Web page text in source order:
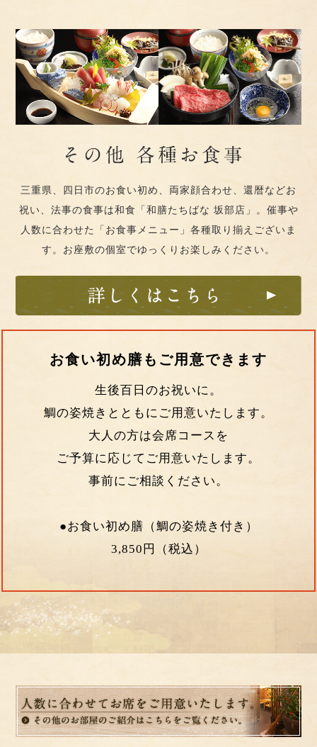
三重県、四日市のお食い初め、両家顔合わせ、還暦などお
祝い、法事の食事は和食「和膳たちばな 坂部店」。催事や
人数に合わせた「お食事メニュー」各種取り揃えございま
す。お座敷の個室でゆっくりお楽しみください。
お食い初め膳もご用意できます
生後百日のお祝いに。
鯛の姿焼きとともにご用意いたします。
大人の方は会席コースを
ご予算に応じてご用意いたします。
事前にご相談ください。
●お食い初め膳（鯛の姿焼き付き）
3,850円（税込）